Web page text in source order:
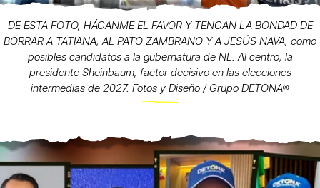
DE ESTA FOTO, HÁGANME EL FAVOR Y TENGAN LA BONDAD DE
BORRAR A TATIANA, AL PATO ZAMBRANO Y A JESÚS NAVA, como
posibles candidatos a la gubernatura de NL. Al centro, la
presidente Sheinbaum, factor decisivo en las elecciones
intermedias de 2027. Fotos y Diseño / Grupo DETONA®